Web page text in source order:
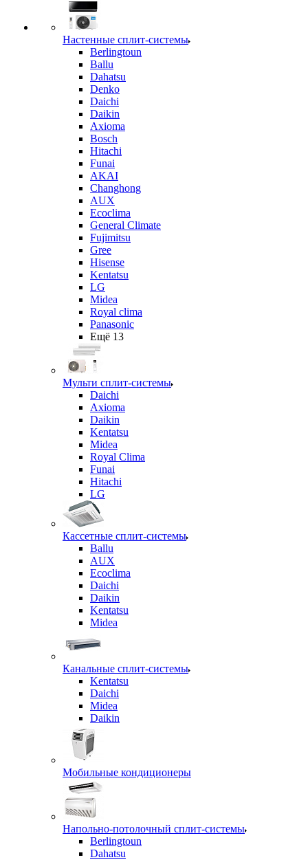
Настенные сплит-системы
Berlingtoun
Ballu
Dahatsu
Denko
Daichi
Daikin
Axioma
Bosch
Hitachi
Funai
AKAI
Changhong
AUX
Ecoclima
General Climate
Fujimitsu
Gree
Hisense
Kentatsu
LG
Midea
Royal clima
Panasonic
Ещё 13
Мульти сплит-системы
Daichi
Axioma
Daikin
Kentatsu
Midea
Royal Clima
Funai
Hitachi
LG
Кассетные сплит-системы
Ballu
AUX
Ecoclima
Daichi
Daikin
Kentatsu
Midea
Канальные сплит-системы
Kentatsu
Daichi
Midea
Daikin
Мобильные кондиционеры
Напольно-потолочный сплит-системы
Berlingtoun
Dahatsu